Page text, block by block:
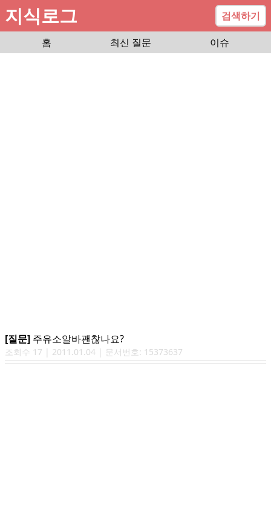
지식로그
검색하기
홈
최신 질문 이슈
[질문] 주유소알바괜찮나요?
조회수 17 | 2011.01.04 | 문서번호: 15373637